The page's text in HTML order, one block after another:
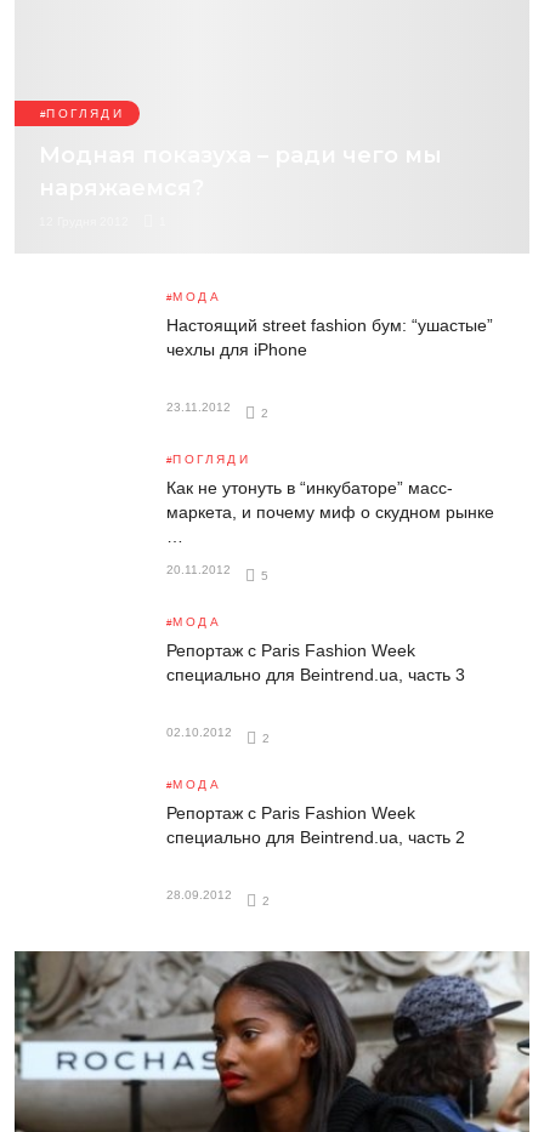
ПОГЛЯДИ
Модная показуха – ради чего мы
МОДА
Настоящий street fashion бум: “ушастые”
чехлы для iPhone
23.11.2012
2
ПОГЛЯДИ
Как не утонуть в “инкубаторе” масс-
маркета, и почему миф о скудном рынке
20.11.2012
5
МОДА
Репортаж с Paris Fashion Week
специально для Beintrend.ua, часть 3
02.10.2012
2
МОДА
Репортаж с Paris Fashion Week
специально для Beintrend.ua, часть 2
28.09.2012
2